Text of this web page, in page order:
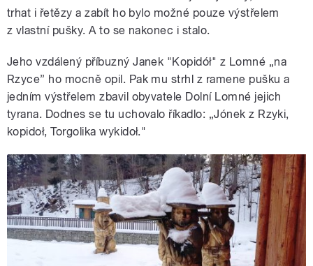
trhat i řetězy a zabít ho bylo možné pouze výstřelem
z vlastní pušky. A to se nakonec i stalo.
Jeho vzdálený příbuzný Janek "Kopidół" z Lomné „na
Rzyce” ho mocně opil. Pak mu strhl z ramene pušku a
jedním výstřelem zbavil obyvatele Dolní Lomné jejich
tyrana. Dodnes se tu uchovalo říkadlo: „Jónek z Rzyki,
kopidoł, Torgolika wykidoł."